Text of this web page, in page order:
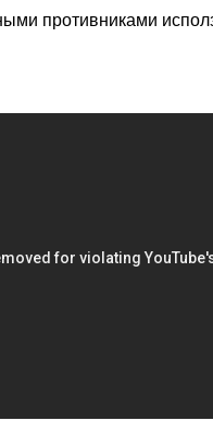
противниками